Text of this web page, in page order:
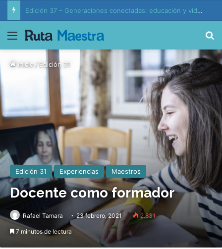
Edición 37 – Generaciones conectadas: educación y vida en la era de la IA
Menú
Inicio/Edición 31
Edición 31 Experiencias Maestros
Docente como formador
Rafael Tamara 23 febrero, 2021 2.831
7 minutos de lectura